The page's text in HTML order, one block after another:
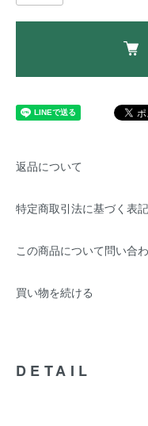
返品について
特定商取引法に基づく表記
この商品について問い合
買い物を続ける
DETAIL